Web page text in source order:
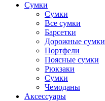
Сумки
Сумки
Все сумки
Барсетки
Дорожные сумки
Портфели
Поясные сумки
Рюкзаки
Сумки
Чемоданы
Аксессуары